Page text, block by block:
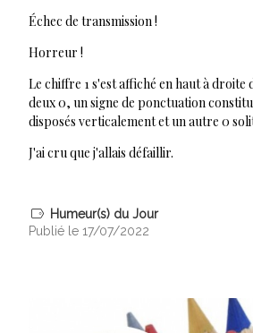
Échec de transmission !
Horreur !
Le chiffre 1 s'est affiché en haut à droite
deux 0, un signe de ponctuation
disposés verticalement et un autre 0
J'ai cru que j'allais défaillir.
Humeur(s) du Jour
Publié le 17/07/2022